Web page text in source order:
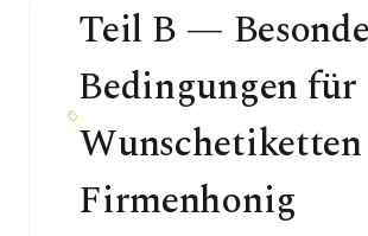
Teil B —
Bedingungen für
Firmenhonig